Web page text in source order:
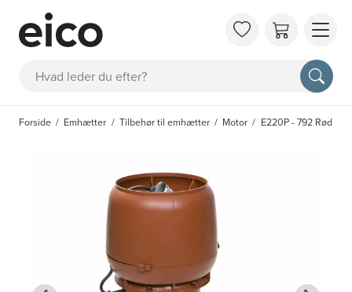
Søg
OM
FAQ
Forside Emhætter Tilbehør til emhætter Motor E220P - 792 Rød